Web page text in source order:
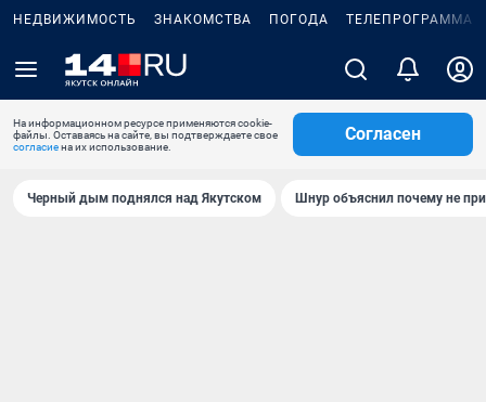
НЕДВИЖИМОСТЬ ЗНАКОМСТВА ПОГОДА ТЕЛЕПРОГРАММА
На информационном ресурсе применяются cookie-
файлы. Оставаясь на сайте, вы подтверждаете свое
согласиена их использование.
Согласен
Черный дым поднялся над Якутском Шнур объяснил почему не